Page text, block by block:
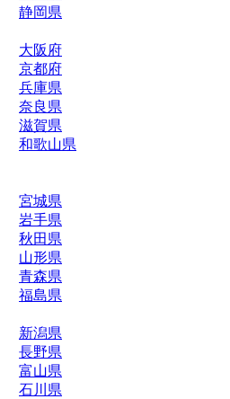
静岡県
大阪府
京都府
兵庫県
奈良県
滋賀県
和歌山県
宮城県
岩手県
秋田県
山形県
青森県
福島県
新潟県
長野県
富山県
石川県